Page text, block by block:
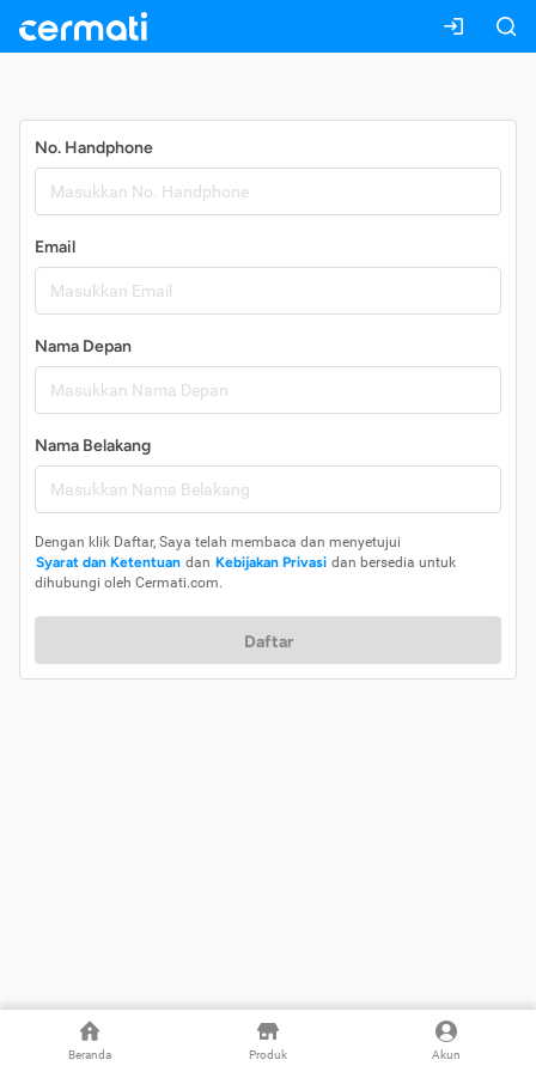
Beranda Produk Akun
No. Handphone
Email
Nama Depan
Nama Belakang
Dengan klik Daftar, Saya telah membaca dan menyetujui
Syarat dan Ketentuan dan Kebijakan Privasi dan bersedia untuk
dihubungi oleh Cermati.com.
Daftar